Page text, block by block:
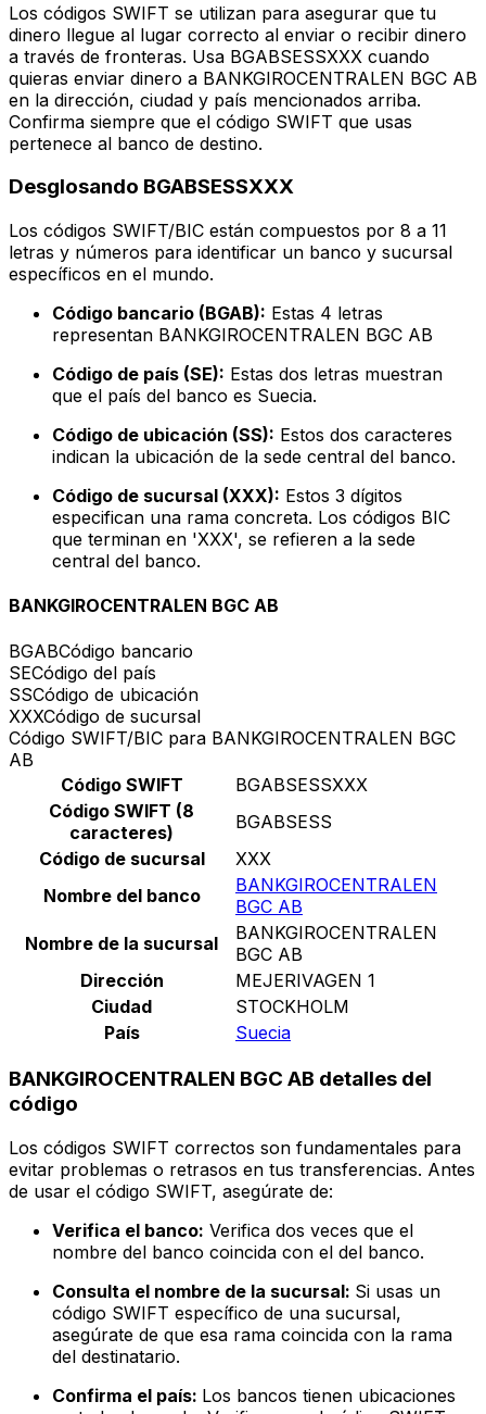
Los códigos SWIFT se utilizan para asegurar que tu
dinero llegue al lugar correcto al enviar o recibir dinero
a través de fronteras. Usa BGABSESSXXX cuando
quieras enviar dinero a BANKGIROCENTRALEN BGC AB
en la dirección, ciudad y país mencionados arriba.
Confirma siempre que el código SWIFT que usas
pertenece al banco de destino.
Desglosando BGABSESSXXX
Los códigos SWIFT/BIC están compuestos por 8 a 11
letras y números para identificar un banco y sucursal
específicos en el mundo.
Código bancario (BGAB): Estas 4 letras
representan BANKGIROCENTRALEN BGC AB
Código de país (SE): Estas dos letras muestran
que el país del banco es Suecia.
Código de ubicación (SS): Estos dos caracteres
indican la ubicación de la sede central del banco.
Código de sucursal (XXX): Estos 3 dígitos
especifican una rama concreta. Los códigos BIC
que terminan en 'XXX', se refieren a la sede
central del banco.
BANKGIROCENTRALEN BGC AB
BGABCódigo bancario
SECódigo del país
SSCódigo de ubicación
XXXCódigo de sucursal
Código SWIFT/BIC para BANKGIROCENTRALEN BGC
AB
Código SWIFT
BGABSESSXXX
Código SWIFT (8
caracteres)
BGABSESS
Código de sucursal
XXX
Nombre del banco
BANKGIROCENTRALEN
BGC AB
Nombre de la sucursal
BANKGIROCENTRALEN
BGC AB
Dirección
MEJERIVAGEN 1
Ciudad
STOCKHOLM
País
Suecia
BANKGIROCENTRALEN BGC AB detalles del
código
Los códigos SWIFT correctos son fundamentales para
evitar problemas o retrasos en tus transferencias. Antes
de usar el código SWIFT, asegúrate de:
Verifica el banco: Verifica dos veces que el
nombre del banco coincida con el del banco.
Consulta el nombre de la sucursal: Si usas un
código SWIFT específico de una sucursal,
asegúrate de que esa rama coincida con la rama
del destinatario.
Confirma el país: Los bancos tienen ubicaciones